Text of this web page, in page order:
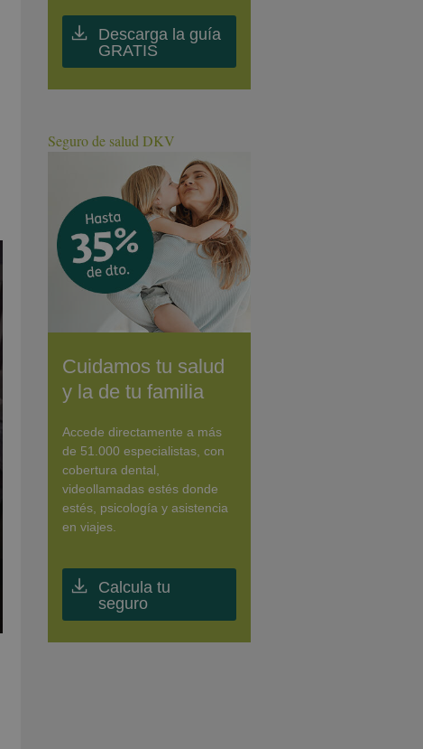
Descarga la guía
GRATIS
Seguro de salud DKV
Cuidamos tu salud
y la de tu familia
Accede directamente a más
de 51.000 especialistas, con
cobertura dental,
videollamadas estés donde
estés, psicología y asistencia
en viajes.
Calcula tu
seguro